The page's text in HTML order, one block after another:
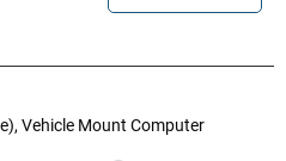
Vehicle Mount Computer